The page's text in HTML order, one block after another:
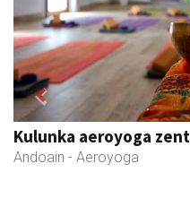
Salkin
Andoain - Merkatari elkarteak
Previous